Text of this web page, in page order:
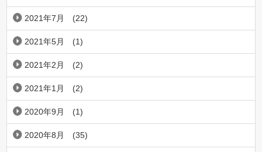
2021年7月 (22)
2021年5月 (1)
2021年2月 (2)
2021年1月 (2)
2020年9月 (1)
2020年8月 (35)